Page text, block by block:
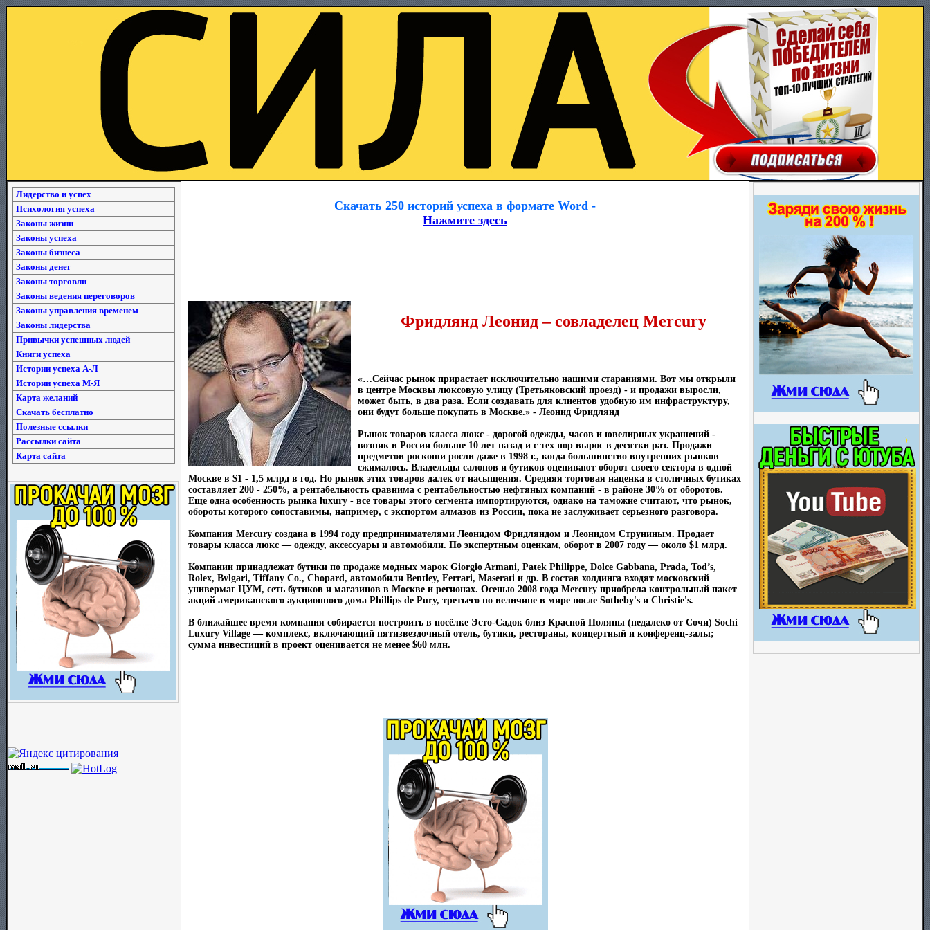
Лидерство и успех
Психология успеха
Законы жизни
Законы успеха
Законы бизнеса
Законы денег
Законы торговли
Законы ведения переговоров
Законы управления временем
Законы лидерства
Привычки успешных людей
Книги успеха
Истории успеха А-Л
Истории успеха М-Я
Карта желаний
Скачать бесплатно
Полезные ссылки
Рассылки сайта
Карта сайта
Скачать 250 историй успеха в формате Word -
Нажмите здесь
Фридлянд Леонид – совладелец Mercury
«…Сейчас рынок прирастает исключительно нашими стараниями. Вот мы открыли
в центре Москвы люксовую улицу (Третьяковский проезд) - и продажи выросли,
может быть, в два раза. Если создавать для клиентов удобную им инфраструктуру,
они будут больше покупать в Москве.» - Леонид Фридлянд
Рынок товаров класса люкс - дорогой одежды, часов и ювелирных украшений -
возник в России больше 10 лет назад и с тех пор вырос в десятки раз. Продажи
предметов роскоши росли даже в 1998 г., когда большинство внутренних рынков
сжималось. Владельцы салонов и бутиков оценивают оборот своего сектора в одной
Москве в $1 - 1,5 млрд в год. Но рынок этих товаров далек от насыщения. Средняя торговая наценка в столичных бутиках
составляет 200 - 250%, а рентабельность сравнима с рентабельностью нефтяных компаний - в районе 30% от оборотов.
Еще одна особенность рынка luxury - все товары этого сегмента импортируются, однако на таможне считают, что рынок,
обороты которого сопоставимы, например, с экспортом алмазов из России, пока не заслуживает серьезного разговора.
Компания Mercury создана в 1994 году предпринимателями Леонидом Фридляндом и Леонидом Струниным. Продает
товары класса люкс — одежду, аксессуары и автомобили. По экспертным оценкам, оборот в 2007 году — около $1 млрд.
Компании принадлежат бутики по продаже модных марок Giorgio Armani, Patek Philippe, Dolce Gabbana, Prada, Tod’s,
Rolex, Bvlgari, Tiffany Co., Chopard, автомобили Bentley, Ferrari, Maserati и др. В состав холдинга входят московский
универмаг ЦУМ, сеть бутиков и магазинов в Москве и регионах. Осенью 2008 года Mercury приобрела контрольный пакет
акций американского аукционного дома Phillips de Pury, третьего по величине в мире после Sotheby's и Christie's.
В ближайшее время компания собирается построить в посёлке Эсто-Садок близ Красной Поляны (недалеко от Сочи) Sochi
Luxury Village — комплекс, включающий пятизвездочный отель, бутики, рестораны, концертный и конференц-залы;
сумма инвестиций в проект оценивается не менее $60 млн.